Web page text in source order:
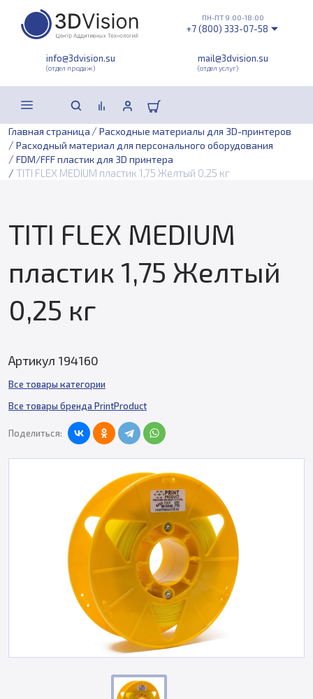
info@3dvision.su
(отдел продаж)
mail@3dvision.su
(отдел услуг)
ПН-ПТ 9:00-18:00
+7 (800) 333-07-58
Главная страница / Расходные материалы для 3D-принтеров
/ Расходный материал для персонального оборудования
/ FDM/FFF пластик для 3D принтера
/ TITI FLEX MEDIUM пластик 1,75 Желтый 0,25 кг
TITI FLEX MEDIUM
пластик 1,75 Желтый
0,25 кг
Артикул 194160
Все товары категории
Все товары бренда PrintProduct
Поделиться: